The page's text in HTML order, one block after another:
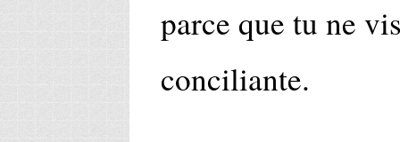
parce que tu ne
conciliante.